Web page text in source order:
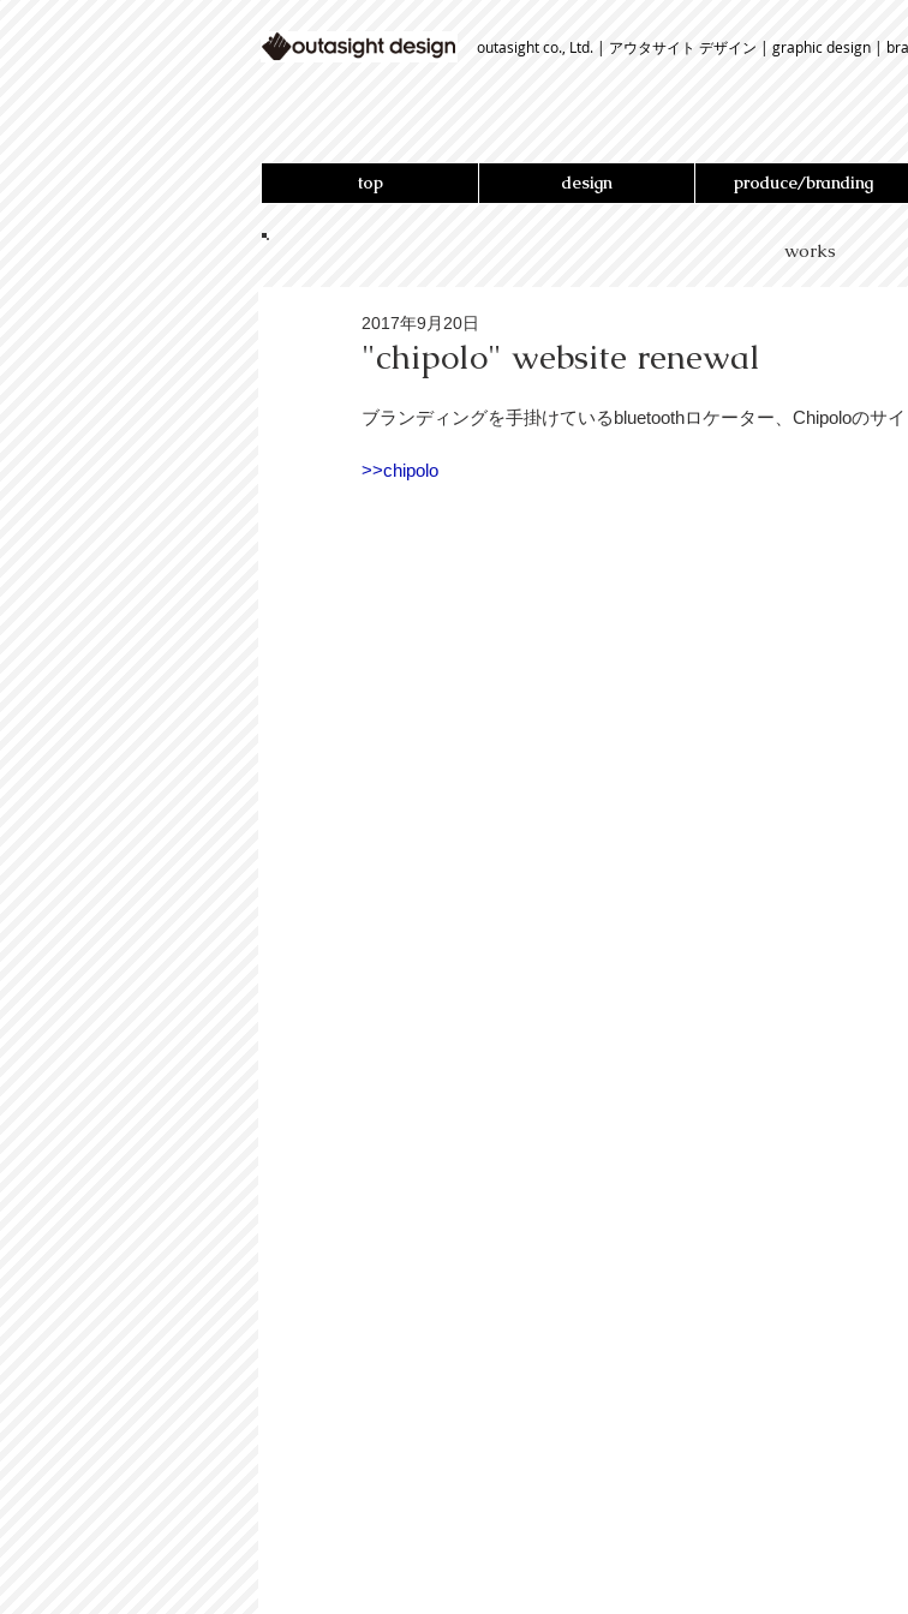
outasight co., Ltd. | アウタサイト デザイン | graphic design |
top design produce/branding
works
"chipolo" website renewal
2017年9月20日
ブランディングを手掛けているbluetoothロケーター、Chipoloのサ
>>chipolo